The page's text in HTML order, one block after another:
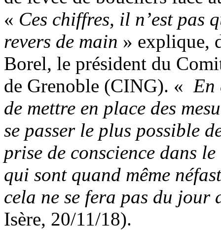
« Ces chiffres, il n’est pas
revers de main » explique,
Borel, le président du
de Grenoble (CING). « En
de mettre en place des
se passer le plus possible
prise de conscience dans
qui sont quand même
cela ne se fera pas du jour
Isère, 20/11/18).